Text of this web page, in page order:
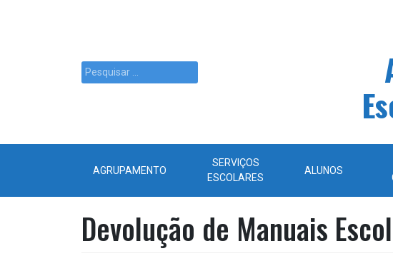
AGRUPAMENTO
SERVIÇOS
ESCOLARES
ALUNOS
Devolução de Manuais